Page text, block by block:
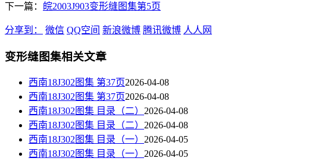
下一篇： 皖2003J903变形缝图集第5页
分享到： 微信 QQ空间 新浪微博 腾讯微博 人人网
变形缝图集相关文章
西南18J302图集 第37页2026-04-08
西南18J302图集 第37页2026-04-08
西南18J302图集 目录（二） 2026-04-08
西南18J302图集 目录（二） 2026-04-08
西南18J302图集 目录（一） 2026-04-05
西南18J302图集 目录（一） 2026-04-05